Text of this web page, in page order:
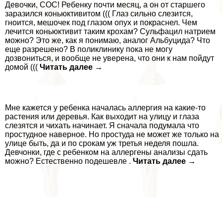
Девочки, СОС! Ребенку почти месяц, а он от старшего
заразился коньюктивитом ((( Глаз сильно слезится,
гноится, мешочек под глазом опух и покраснел. Чем
лечится коньюктивит таким крохам? Сульфацил натрием
можно? Это же, как я понимаю, аналог Альбуцида? Что
еще разрешено? В поликлинику пока не могу
дозвониться, и вообще не уверена, что они к нам пойдут
домой ((( Читать далее →
Мне кажется у ребенка началась аллергия на какие-то
растения или деревья. Как выходит на улицу и глаза
слезятся и чихать начинает. Я сначала подумала что
простудное наверное. Но простуда не может же только на
улице быть, да и по срокам уж третья неделя пошла.
Девчонки, где с ребенком на аллергены анализы сдать
можно? Естественно подешевле . Читать далее →